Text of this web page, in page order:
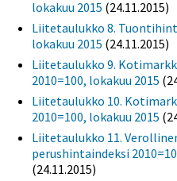
lokakuu 2015 (24.11.2015)
Liitetaulukko 8.
lokakuu 2015 (24.11.2015)
Liitetaulukko 9.
2010=100, lokakuu 2015
Liitetaulukko 10.
2010=100, lokakuu 2015
Liitetaulukko 11.
perushintaindeksi
(24.11.2015)